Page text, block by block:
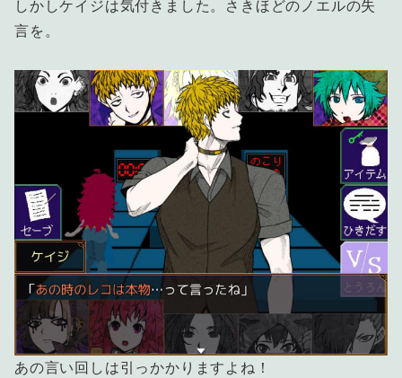
しかしケイジは気付きました。さきほどのノエルの失
言を。
あの言い回しは引っかかりますよね！